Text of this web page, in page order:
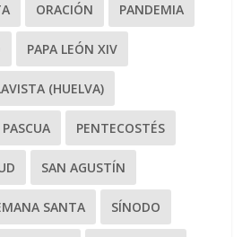
ORACIÓN PANDEMIA
PAPA LEÓN XIV
(HUELVA)
PASCUA PENTECOSTÉS
SAN AGUSTÍN
SANTA SÍNODO